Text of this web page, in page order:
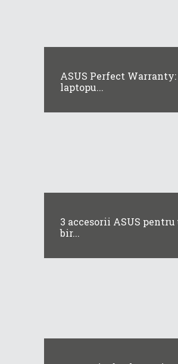
ASUS Perfect Warranty:
laptopu...
3 accesorii ASUS pentru
bir...